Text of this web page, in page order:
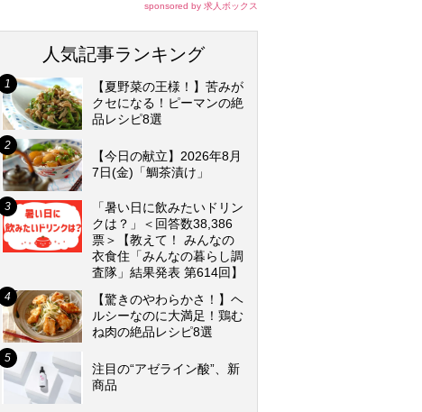
sponsored by 求人ボックス
人気記事ランキング
【夏野菜の王様！】苦みが
クセになる！ピーマンの絶
品レシピ8選
【今日の献立】2026年8月
7日(金)「鯛茶漬け」
「暑い日に飲みたいドリン
クは？」＜回答数38,386
票＞【教えて！ みんなの
衣食住「みんなの暮らし調
査隊」結果発表 第614回】
【驚きのやわらかさ！】ヘ
ルシーなのに大満足！鶏む
ね肉の絶品レシピ8選
注目の“アゼライン酸”、新
商品